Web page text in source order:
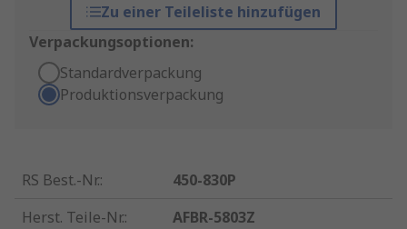
Zu einer Teileliste hinzufügen
Verpackungsoptionen:
Standardverpackung
Produktionsverpackung
RS Best.-Nr.:
450-830P
Herst. Teile-Nr.:
AFBR-5803Z